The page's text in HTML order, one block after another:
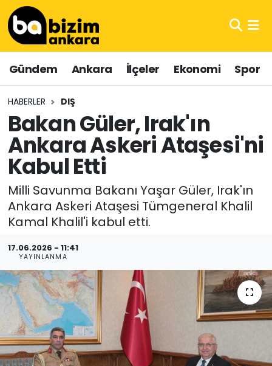
Gündem Ankara İlçeler Ekonomi Spor
HABERLER DIŞ
Bakan Güler, Irak'ın
Ankara Askeri Ataşesi'ni
Kabul Etti
Milli Savunma Bakanı Yaşar Güler, Irak'ın
Ankara Askeri Ataşesi Tümgeneral Khalil
Kamal Khalil'i kabul etti.
17.06.2026 - 11:41
YAYINLANMA
Hava Durumu
Trafik Durumu
Süper Lig Puan Durumu ve Fikstür
Tüm Manşetler
Son Dakika Haberleri
Haber Arşivi